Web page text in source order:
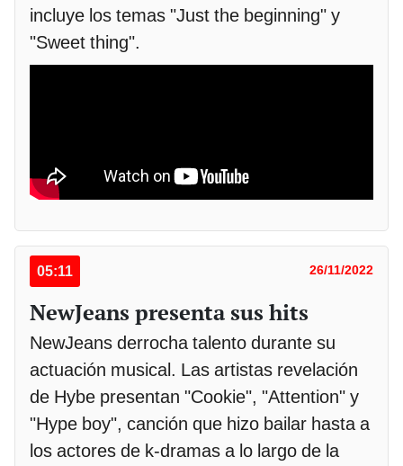
incluye los temas "Just the beginning" y
"Sweet thing".
05:11 26/11/2022
NewJeans presenta sus hits
NewJeans derrocha talento durante su
actuación musical. Las artistas revelación
de Hybe presentan "Cookie", "Attention" y
"Hype boy", canción que hizo bailar hasta a
los actores de k-dramas a lo largo de la